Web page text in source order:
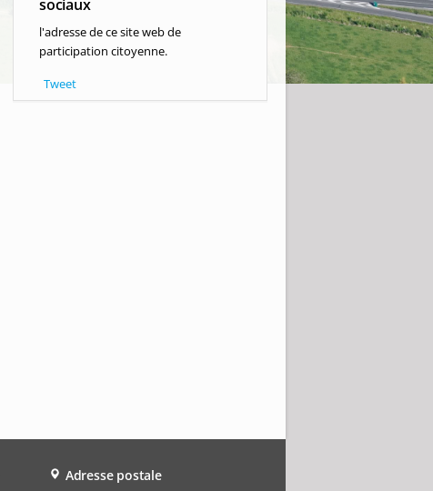
sociaux
l'adresse de ce site web de
participation citoyenne.
Tweet
Adresse postale